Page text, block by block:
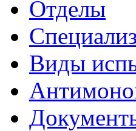
Отделы
Виды